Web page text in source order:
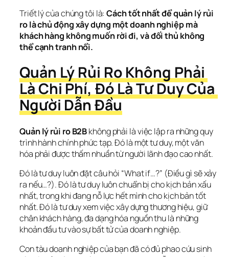
Triết lý của chúng tôi là: Cách tốt nhất để quản lý rủi
ro là chủ động xây dựng một doanh nghiệp mà
khách hàng không muốn rời đi, và đối thủ không
thể cạnh tranh nổi.
Quản Lý Rủi Ro Không Phải
Là Chi Phí, Đó Là Tư Duy Của
Người Dẫn Đầu
Quản lý rủi ro B2B không phải là việc lập ra những quy
trình hành chính phức tạp. Đó là một tư duy, một văn
hóa phải được thấm nhuần từ người lãnh đạo cao nhất.
Đó là tư duy luôn đặt câu hỏi “What if…?” (Điều gì sẽ xảy
ra nếu…?). Đó là tư duy luôn chuẩn bị cho kịch bản xấu
nhất, trong khi đang nỗ lực hết mình cho kịch bản tốt
nhất. Đó là tư duy xem việc xây dựng thương hiệu, giữ
chân khách hàng, đa dạng hóa nguồn thu là những
khoản đầu tư vào sự bất tử của doanh nghiệp.
Con tàu doanh nghiệp của bạn đã có đủ phao cứu sinh